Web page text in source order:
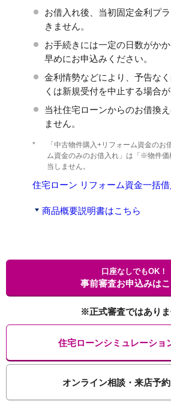
お借入れ後、当初固定金利プ
きません。
お手続きには一定の日数がか
早めにお申込みください。
金利情勢などにより、予告な
くは新規受付を中止する場合が
当社住宅ローンからのお借換
ません。
*
「中古物件購入+リフォーム資金のお
ム資金のみのお借入れ」は「※物件
当しません。
住宅ローン リフォーム資金一括
商品概要説明書はこちら
口座なしでもOK！
事前審査お申込みは
※正式審査ではあり
住宅ローンシミュレーショ
オンライン相談・来店予